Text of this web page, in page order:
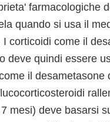
farmacologiche
quando si usa il
corticoidi come il
deve quindi essere
il desametasone
mesi) deve basarsi